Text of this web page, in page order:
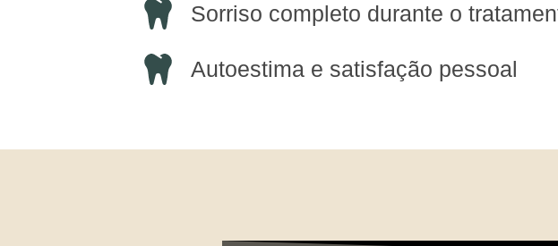
Sorriso completo durante o
Autoestima e satisfação pessoal